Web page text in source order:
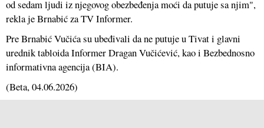
od sedam ljudi iz njegovog obezbeđenja moći da putuje sa njim",
rekla je Brnabić za TV Informer.
Pre Brnabić Vučića su ubeđivali da ne putuje u Tivat i glavni
urednik tabloida Informer Dragan Vučićević, kao i Bezbednosno
informativna agencija (BIA).
(Beta, 04.06.2026)